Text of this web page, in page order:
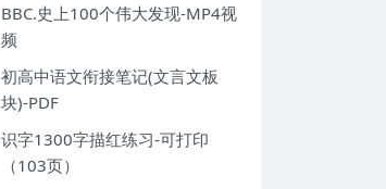
BBC.史上100个伟大发现-MP4视
频
初高中语文衔接笔记(文言文板
块)-PDF
识字1300字描红练习-可打印
（103页）